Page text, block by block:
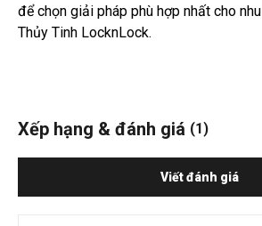
để chọn giải pháp phù hợp nhất cho
Thủy Tinh LocknLock.
Xếp hạng & đánh giá (1)
Viết đánh giá